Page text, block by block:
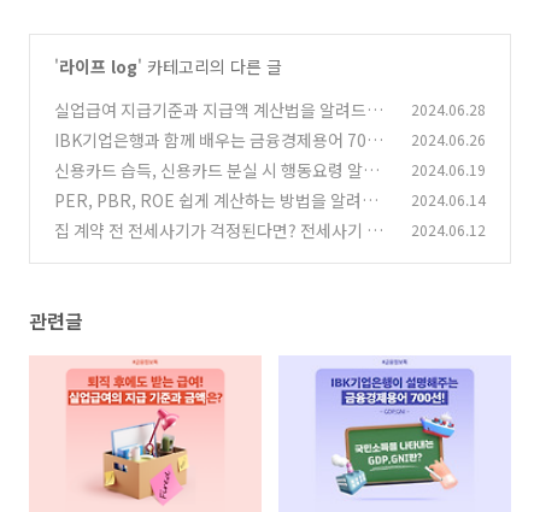
'라이프 log' 카테고리의 다른 글
실업급여 지급기준과 지급액 계산법을 알려드립
니다! (0)
2024.06.28
IBK기업은행과 함께 배우는 금융경제용어 700
선! [국민소득]
(0)
2024.06.26
신용카드 습득, 신용카드 분실 시 행동요령 알려
드립니다!
(0)
2024.06.19
PER, PBR, ROE 쉽게 계산하는 방법을 알려드
립니다!
(0)
2024.06.14
집 계약 전 전세사기가 걱정된다면? 전세사기 예
2024.06.12
관련글